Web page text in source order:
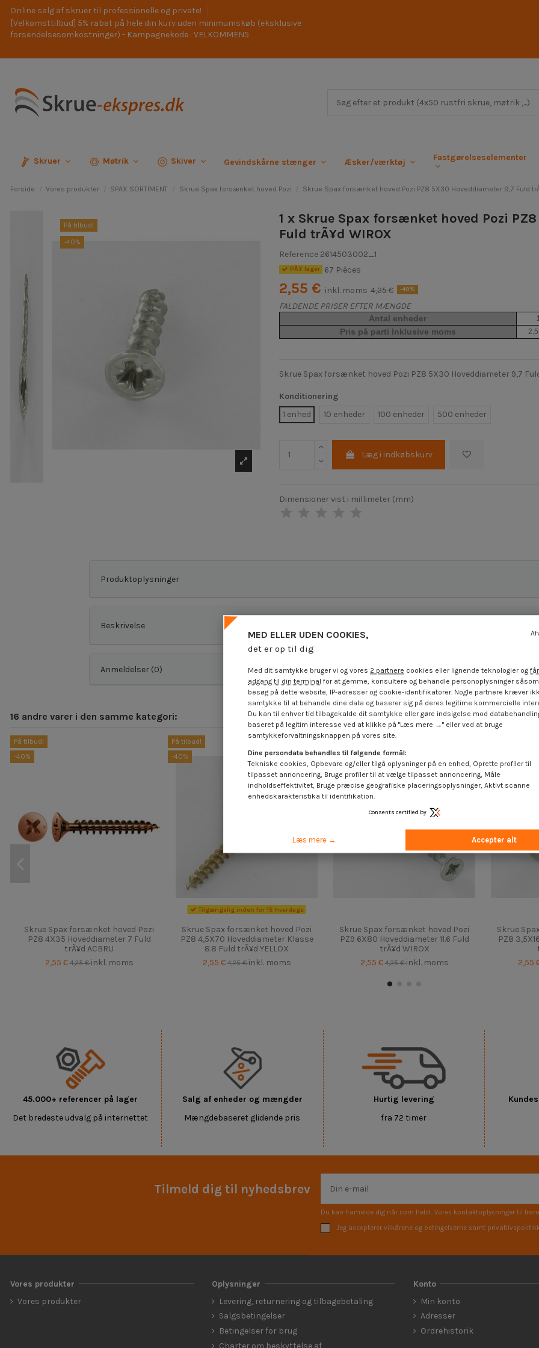
Online salg af skruer til professionelle og private!
[Velkomsttilbud] 5% rabat på hele din kurv uden minimumskøb (eksklusive
forsendelsesomkostninger) - Kampagnekode : VELKOMMEN5
Skruer Møtrik Skiver Gevindskårne stænger Æsker/værktøj Fastgørelseselementer
Forside Vores produkter SPAX SORTIMENT Skrue Spax forsænket hoved Pozi Skrue Spax forsænket hoved Pozi PZ8 5X30 Hoveddiameter 9,7 Fuld
På tilbud!
-40%
1 x Skrue Spax forsænket hoved Pozi
Fuld trÃ¥d WIROX
Reference 2614503002_1
PÃ¥ lager 67 Pièces
2,55 € inkl. moms 4,25 € -40%
FALDENDE PRISER EFTER MÆNGDE
Antal enheder 1
Pris på parti Inklusive moms
Skrue Spax forsænket hoved Pozi PZ8 5X30 Hoveddiameter 9,7
Konditionering
1 enhed
10 enheder 100 enheder 500 enheder
Læg i indkøbskurv
Dimensioner vist i millimeter (mm)
Produktoplysninger
Beskrivelse
Anmeldelser (0)
16 andre varer i den samme kategori:
På tilbud!
-40%
Skrue Spax forsænket hoved Pozi
PZ8 4X35 Hoveddiameter 7 Fuld
trÃ¥d ACBRU
2,55 €4,25 €inkl. moms
På tilbud!
-40%
Tilgængelig inden for 15 hverdage
Skrue Spax forsænket hoved Pozi
PZ8 4,5X70 Hoveddiameter Klasse
8.8 Fuld trÃ¥d YELLOX
2,55 €4,25 €inkl. moms
På tilbud!
-40%
Skrue Spax forsænket hoved Pozi
PZ9 6X80 Hoveddiameter 11.6 Fuld
trÃ¥d WIROX
2,55 €4,25 €inkl. moms
Skrue
PZ8
2,55
45.000+ referencer på lager
Det bredeste udvalg på internettet
Salg af enheder og mængder
Mængdebaseret glidende pris
Hurtig levering
fra 72 timer
Tilmeld dig til nyhedsbrev
Du kan framelde dig når som helst. Vores kontaktoplysninger til
Jeg accepterer vilkårene og betingelserne samt
Vores produkter
Vores produkter
Oplysninger
Levering, returnering og tilbagebetaling
Salgsbetingelser
Betingelser for brug
Charter om beskyttelse af
Konto
Min konto
Adresser
Ordrehistorik
MED ELLER UDEN COOKIES,
det er op til dig
Med dit samtykke bruger vi og vores 2 partnere cookies eller lignende teknologier og får
adgang til din terminal for at gemme, konsultere og behandle personoplysninger
besøg på dette website, IP-adresser og cookie-identifikatorer. Nogle partnere kræver
samtykke til at behandle dine data og baserer sig på deres legitime kommercielle
Du kan til enhver tid tilbagekalde dit samtykke eller gøre indsigelse mod
baseret på legitim interesse ved at klikke på "Læs mere →" eller ved at bruge
samtykkeforvaltningsknappen på vores site.
Dine persondata behandles til følgende formål:
Tekniske cookies, Opbevare og/eller tilgå oplysninger på en enhed, Oprette profiler til
tilpasset annoncering, Bruge profiler til at vælge tilpasset annoncering, Måle
indholdseffektivitet, Bruge præcise geografiske placeringsoplysninger, Aktivt scanne
enhedskarakteristika til identifikation.
Consents certified by
Læs mere → Accepter alt